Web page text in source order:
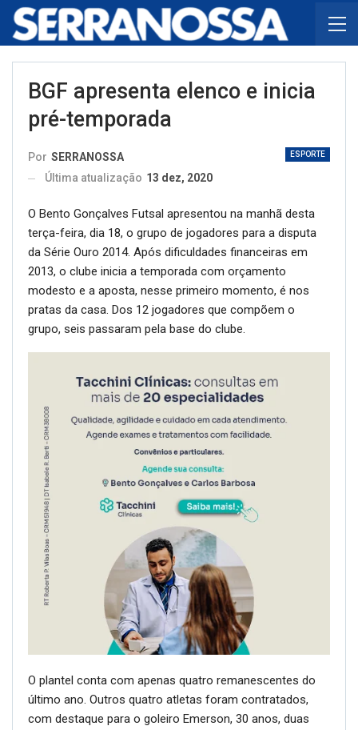
BGF apresenta elenco e inicia
pré-temporada
ESPORTE
Por SERRANOSSA
Última atualização 13 dez, 2020
O Bento Gonçalves Futsal apresentou na manhã desta
terça-feira, dia 18, o grupo de jogadores para a disputa
da Série Ouro 2014. Após dificuldades financeiras em
2013, o clube inicia a temporada com orçamento
modesto e a aposta, nesse primeiro momento, é nos
pratas da casa. Dos 12 jogadores que compõem o
grupo, seis passaram pela base do clube.
O plantel conta com apenas quatro remanescentes do
último ano. Outros quatro atletas foram contratados,
com destaque para o goleiro Emerson, 30 anos, duas